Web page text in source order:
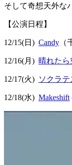
そして奇想天外な
【公演日程】
12/15(日) Candy （
12/16(月) 晴れたら
12/17(火) ソクラテ
12/18(水) Makeshift